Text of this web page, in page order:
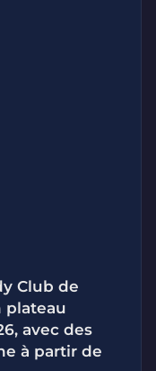
Club de
plateau
avec des
à partir de